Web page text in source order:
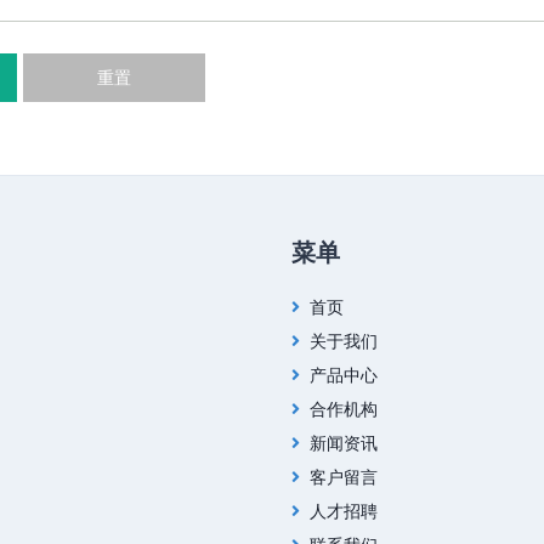
重置
菜单
首页
关于我们
产品中心
合作机构
新闻资讯
客户留言
人才招聘